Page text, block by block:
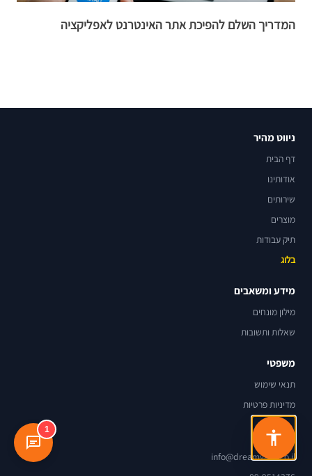
המדריך השלם להפיכת אתר האינטרנט לאפליקציה
ניווט מהיר
דף הבית
אודותינו
שירותים
מוצרים
תיק עבודות
בלוג
מידע ומשאבים
מילון מונחים
שאלות ותשובות
משפטי
תנאי שימוש
מדיניות פרטיות
יצירת קשר
info@dreamview.co.il
1